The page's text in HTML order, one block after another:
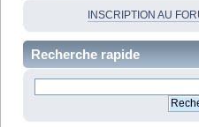
INSCRIPTION AU
Recherche rapide